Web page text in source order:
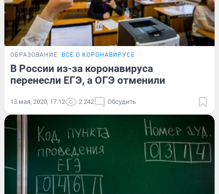
ОБРАЗОВАНИЕ ВСЁ О КОРОНАВИРУСЕ
В России из-за коронавируса
перенесли ЕГЭ, а ОГЭ отменили
13 мая, 2020, 17:12 2 242 Обсудить